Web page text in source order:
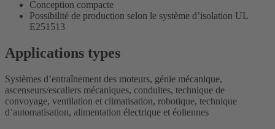
Conception compacte
Possibilité de production selon le système d’isolation UL
E251513
Applications types
Systèmes d’entraînement des moteurs, génie mécanique,
ascenseurs/escaliers mécaniques, conduites, technique de
convoyage, ventilation et climatisation, robotique, technique
d’automatisation, alimentation électrique et éoliennes